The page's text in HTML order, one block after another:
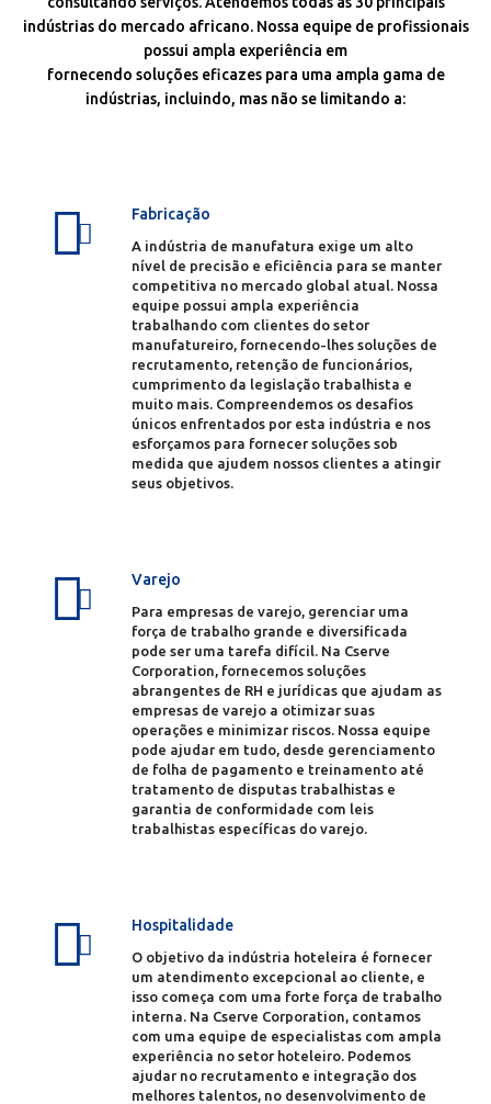
indústrias do mercado africano. Nossa equipe de profissionais
possui ampla experiência em
fornecendo soluções eficazes para uma ampla gama de
indústrias, incluindo, mas não se limitando a:
Fabricação
A indústria de manufatura exige um alto
nível de precisão e eficiência para se manter
competitiva no mercado global atual. Nossa
equipe possui ampla experiência
trabalhando com clientes do setor
manufatureiro, fornecendo-lhes soluções de
recrutamento, retenção de funcionários,
cumprimento da legislação trabalhista e
muito mais. Compreendemos os desafios
únicos enfrentados por esta indústria e nos
esforçamos para fornecer soluções sob
medida que ajudem nossos clientes a atingir
seus objetivos.
Varejo
Para empresas de varejo, gerenciar uma
força de trabalho grande e diversificada
pode ser uma tarefa difícil. Na Cserve
Corporation, fornecemos soluções
abrangentes de RH e jurídicas que ajudam as
empresas de varejo a otimizar suas
operações e minimizar riscos. Nossa equipe
pode ajudar em tudo, desde gerenciamento
de folha de pagamento e treinamento até
tratamento de disputas trabalhistas e
garantia de conformidade com leis
trabalhistas específicas do varejo.
Hospitalidade
O objetivo da indústria hoteleira é fornecer
um atendimento excepcional ao cliente, e
isso começa com uma forte força de trabalho
interna. Na Cserve Corporation, contamos
com uma equipe de especialistas com ampla
experiência no setor hoteleiro. Podemos
ajudar no recrutamento e integração dos
melhores talentos, no desenvolvimento de